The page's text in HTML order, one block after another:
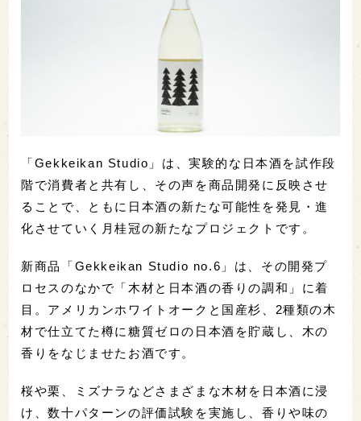
「Gekkeikan Studio」は、実験的な日本酒を試作段
階で消費者と共有し、その声を商品開発に反映させ
ることで、ともに日本酒の新たな可能性を発見・進
化させていく月桂冠の新たなプロジェクトです。
新商品「Gekkeikan Studio no.6」は、その開発プ
ロセスのなかで「木材と日本酒の香りの調和」に着
目。アメリカンホワイトオークと国産杉、2種類の木
材で仕立てた樽に糖質ゼロの日本酒を貯蔵し、木の
香りをなじませたお酒です。
桜や栗、ミズナラなどさまざまな木材を日本酒に浸
け、数十パターンの評価試験を実施し、香りや味の